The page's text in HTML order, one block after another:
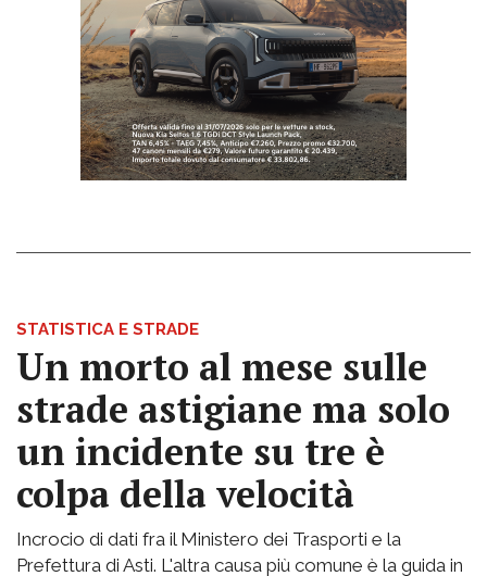
STATISTICA E STRADE
Un morto al mese sulle
strade astigiane ma solo
un incidente su tre è
colpa della velocità
Incrocio di dati fra il Ministero dei Trasporti e la
Prefettura di Asti. L'altra causa più comune è la guida in